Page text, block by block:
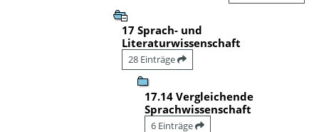
17 Sprach- und
Literaturwissenschaft
28 Einträge
17.14 Vergleichende
Sprachwissenschaft
6 Einträge